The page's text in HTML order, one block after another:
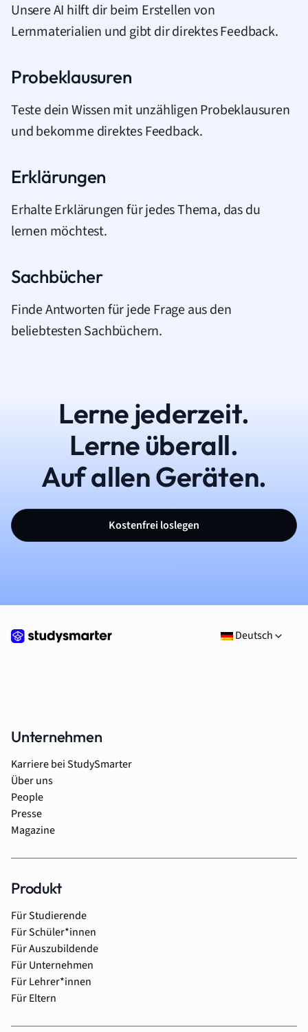
Unsere AI hilft dir beim Erstellen von
Lernmaterialien und gibt dir direktes Feedback.
Probeklausuren
Teste dein Wissen mit unzähligen Probeklausuren
und bekomme direktes Feedback.
Erklärungen
Erhalte Erklärungen für jedes Thema, das du
lernen möchtest.
Sachbücher
Finde Antworten für jede Frage aus den
beliebtesten Sachbüchern.
Lerne jederzeit.
Lerne überall.
Auf allen Geräten.
Kostenfrei loslegen
Deutsch
Unternehmen
Karriere bei StudySmarter
Über uns
People
Presse
Magazine
Produkt
Für Studierende
Für Schüler*innen
Für Auszubildende
Für Unternehmen
Für Lehrer*innen
Für Eltern